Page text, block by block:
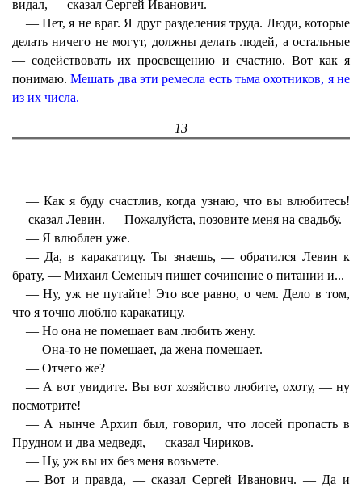
видал, — сказал Сергей Иванович.
— Нет, я не враг. Я друг разделения труда. Люди, которые
делать ничего не могут, должны делать людей, а остальные
— содействовать их просвещению и счастию. Вот как я
понимаю.Мешать два эти ремесла есть тьма охотников, я не
из их числа.
13
— Как я буду счастлив, когда узнаю, что вы влюбитесь!
— сказал Левин. — Пожалуйста, позовите меня на свадьбу.
— Я влюблен уже.
— Да, в каракатицу. Ты знаешь, — обратился Левин к
брату, — Михаил Семеныч пишет сочинение о питании и...
— Ну, уж не путайте! Это все равно, о чем. Дело в том,
что я точно люблю каракатицу.
— Но она не помешает вам любить жену.
— Она-то не помешает, да жена помешает.
— Отчего же?
— А вот увидите. Вы вот хозяйство любите, охоту, — ну
посмотрите!
— А нынче Архип был, говорил, что лосей пропасть в
Прудном и два медведя, — сказал Чириков.
— Ну, уж вы их без меня возьмете.
— Вот и правда, — сказал Сергей Иванович. — Да и